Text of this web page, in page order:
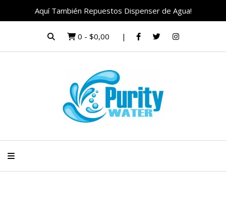
Aquí También Repuestos Dispenser de Agua!
0 - $0,00